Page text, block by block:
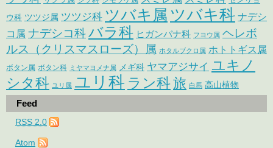
ウ科 ツツジ属 ツツジ科 ツバキ属 ツバキ科 ナデシ
コ属 ナデシコ科バラ科 ヒガンバナ科 フヨウ属 ヘレボ
ルス（クリスマスローズ）属 ホタルブクロ属 ホトトギス属
ボタン属 ボタン科 ミヤマヨメナ属 メギ科 ヤマアジサイ ユキノ
シタ科 ユリ属 ユリ科 ラン科旅 白馬 高山植物
Feed
RSS 2.0
Atom